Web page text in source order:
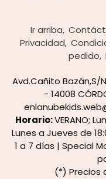
Ir arriba
Privacidad
pedido
Avd.Cañito Bazán,S/
- 14008
Horario:VERANO;
Lunes a Jueves de
1 a 7 días | Special
(*) Precios